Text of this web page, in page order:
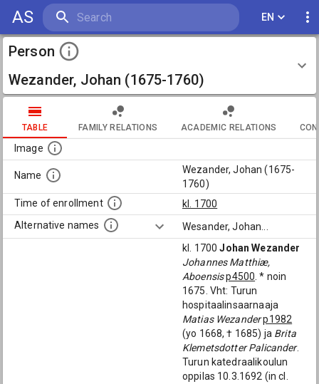
AS EN
Person
Wezander, Johan (1675-1760)
TABLE FAMILY RELATIONS ACADEMIC RELATIONS
Image
Name
Wezander, Johan (1675-
1760)
Time of enrollment
kl. 1700
Alternative names
Wesander, Johan
kl. 1700Johan Wezander
Johannes Matthiæ,
Aboensisp4500 . * noin
1675. Vht: Turun
hospitaalinsaarnaaja
Matias Wezanderp1982
(yo 1668, † 1685) ja Brita
Klemetsdotter Palicander.
Turun katedraalikoulun
oppilas 10.3.1692 (in cl.